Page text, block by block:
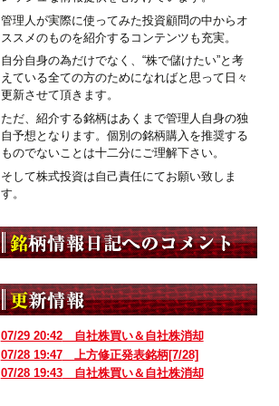
管理人が実際に使ってみた投資顧問の中からオ
ススメのものを紹介するコンテンツも充実。
自分自身の為だけでなく、“株で儲けたい”と考
えている全ての方のためになればと思って日々
更新させて頂きます。
ただ、紹介する銘柄はあくまで管理人自身の独
自予想となります。個別の銘柄購入を推奨する
ものでないことは十二分にご理解下さい。
そして株式投資は自己責任にてお願い致しま
す。
07/29 20:42自社株買い＆自社株消却
07/28 19:47上方修正発表銘柄[7/28]
07/28 19:43自社株買い＆自社株消却